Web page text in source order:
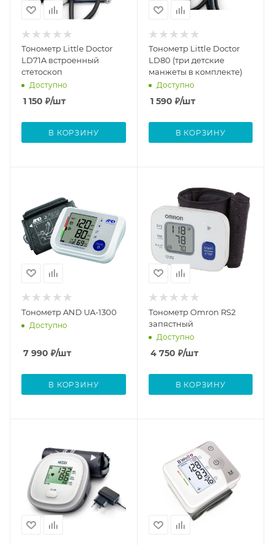
Тонометр Little Doctor
LD71A встроенный
стетоскоп
Доступно
1 150 ₽/шт
В КОРЗИНУ
Тонометр Little Doctor
LD80 (три детские
манжеты в комплекте)
Доступно
1 590 ₽/шт
В КОРЗИНУ
Тонометр AND UA-1300
Доступно
7 990 ₽/шт
В КОРЗИНУ
Тонометр Omron RS2
запястный
Доступно
4 750 ₽/шт
В КОРЗИНУ